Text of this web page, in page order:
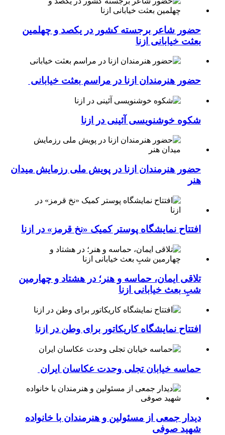
حضور شاعر برجسته کشور در یکصد و چهلمین
بعثت خیابانی ازنا
حضور هنرمندان ازنا در مراسم بعثت خیابانی
شکوه خوشنویسی آئینی در ازنا
حضور هنرمندان ازنا در پویش ملی رزمایش میدان
هنر
افتتاح نمایشگاه پوستر کمیک «نخ قرمز» در ازنا
تلاقی ایمان، حماسه و هنر؛ در هشتاد و چهارمین
شبِ بعث خیابانی ازنا
افتتاح نمایشگاه کاریکاتور برای وطن در ازنا
حماسه خیابان تجلی وحدت عکاسان ایران
دیدار جمعی از مسئولین و هنرمندان با خانواده
شهید صوفی